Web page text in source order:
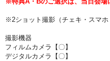
※2ショット撮影（チェキ・スマホ
撮影機器
フィルムカメラ【〇】
デジタルカメラ【〇】